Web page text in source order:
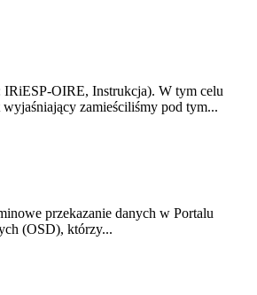
OIRE, Instrukcja). W tym celu
zamieściliśmy pod tym...
przekazanie danych w Portalu
(OSD), którzy...